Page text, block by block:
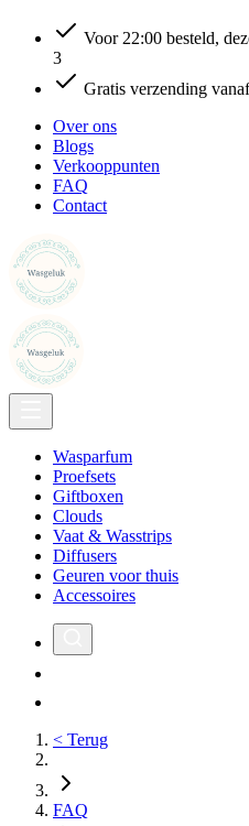
Voor 22:00 besteld,
3
Gratis verzending
Over ons
Blogs
Verkooppunten
FAQ
Contact
Wasparfum
Proefsets
Giftboxen
Clouds
Vaat & Wasstrips
Diffusers
Geuren voor thuis
Accessoires
< Terug
FAQ